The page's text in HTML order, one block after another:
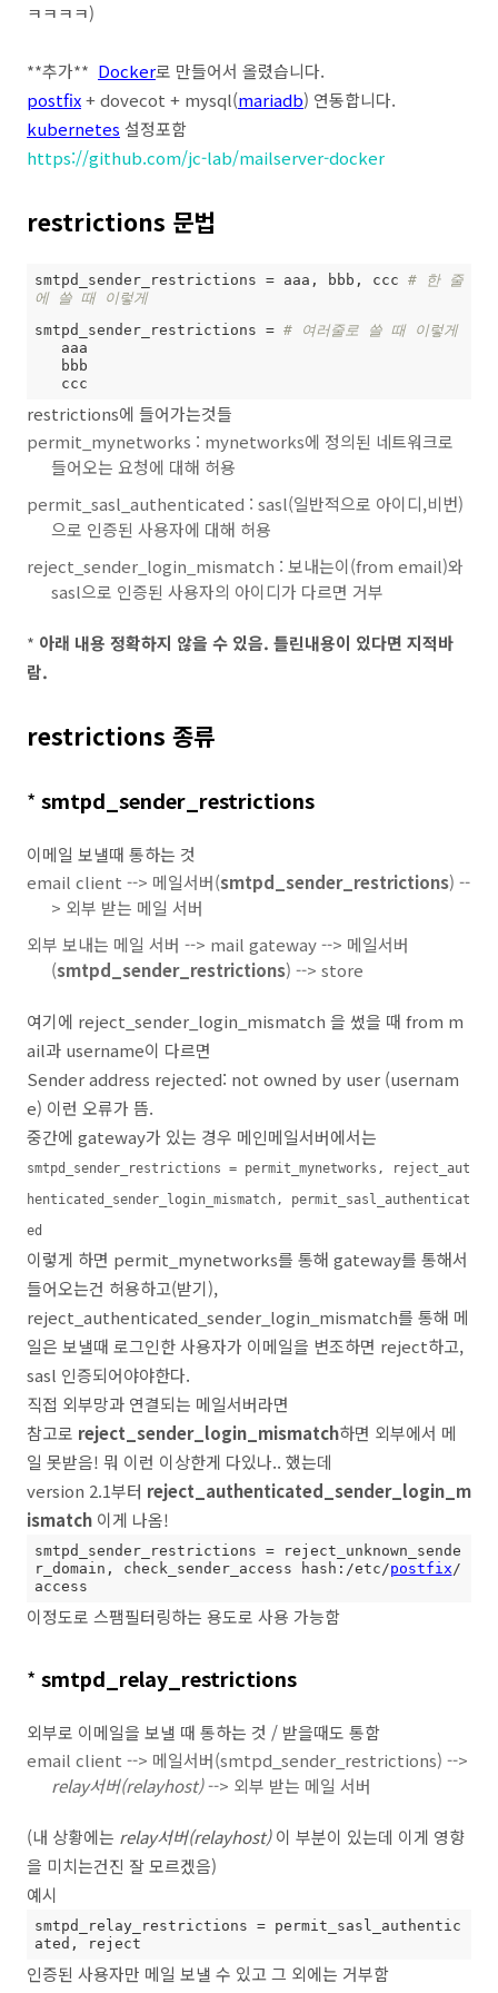
ㅋㅋㅋㅋ)
**추가** Docker로 만들어서 올렸습니다.
postfix+ dovecot + mysql(mariadb) 연동합니다.
kubernetes 설정포함
https://github.com/jc-lab/mailserver-docker
restrictions 문법
smtpd_sender_restrictions = aaa, bbb, ccc # 한 줄
에 쓸 때 이렇게
smtpd_sender_restrictions = # 여러줄로 쓸 때 이렇게
   ccc
restrictions에 들어가는것들
permit_mynetworks : mynetworks에 정의된 네트워크로
들어오는 요청에 대해 허용
permit_sasl_authenticated : sasl(일반적으로 아이디,비번)
으로 인증된 사용자에 대해 허용
reject_sender_login_mismatch : 보내는이(from email)와
sasl으로 인증된 사용자의 아이디가 다르면 거부
* 아래 내용 정확하지 않을 수 있음. 틀린내용이 있다면 지적바
람.
restrictions 종류
* smtpd_sender_restrictions
이메일 보낼때 통하는 것
email client --> 메일서버(smtpd_sender_restrictions) --
> 외부 받는 메일 서버
외부 보내는 메일 서버 --> mail gateway --> 메일서버
(smtpd_sender_restrictions) --> store
여기에 reject_sender_login_mismatch 을 썼을 때 from m
ail과 username이 다르면
Sender address rejected: not owned by user (usernam
e) 이런 오류가 뜸.
중간에 gateway가 있는 경우 메인메일서버에서는
smtpd_sender_restrictions = permit_mynetworks, reject_aut
henticated_sender_login_mismatch, permit_sasl_authenticat
ed
이렇게 하면 permit_mynetworks를 통해 gateway를 통해서
들어오는건 허용하고(받기),
reject_authenticated_sender_login_mismatch를 통해 메
일은 보낼때 로그인한 사용자가 이메일을 변조하면 reject하고,
sasl 인증되어야야한다.
직접 외부망과 연결되는 메일서버라면
참고로 reject_sender_login_mismatch하면 외부에서 메
일 못받음! 뭐 이런 이상한게 다있나.. 했는데
version 2.1부터 reject_authenticated_sender_login_m
ismatch 이게 나옴!
smtpd_sender_restrictions = reject_unknown_sende
r_domain, check_sender_access hash:/etc/postfix /
access
이정도로 스팸필터링하는 용도로 사용 가능함
* smtpd_relay_restrictions
외부로 이메일을 보낼 때 통하는 것 / 받을때도 통함
email client --> 메일서버(smtpd_sender_restrictions) -->
relay서버(relayhost)--> 외부 받는 메일 서버
(내 상황에는 relay서버(relayhost)이 부분이 있는데 이게 영향
을 미치는건진 잘 모르겠음)
예시
smtpd_relay_restrictions = permit_sasl_authentic
ated, reject
인증된 사용자만 메일 보낼 수 있고 그 외에는 거부함